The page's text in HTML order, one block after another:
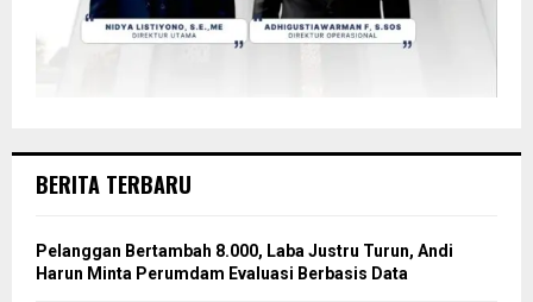
BERITA TERBARU
Pelanggan Bertambah 8.000, Laba Justru Turun, Andi
Harun Minta Perumdam Evaluasi Berbasis Data